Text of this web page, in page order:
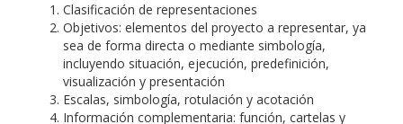
Clasificación de representaciones
Objetivos: elementos del proyecto a representar, ya
sea de forma directa o mediante simbología,
incluyendo situación, ejecución, predefinición,
visualización y presentación
Escalas, simbología, rotulación y acotación
Información complementaria: función, cartelas y